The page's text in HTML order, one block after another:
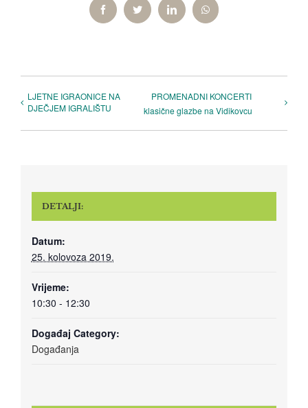
FacebookTwitter LinkedInWhatsApp
LJETNE IGRAONICE NA
DJEČJEM IGRALIŠTU
PROMENADNI KONCERTI
klasične glazbe na Vidikovcu
DETALJI:
Datum:
25. kolovoza 2019.
Vrijeme:
10:30 - 12:30
Događaj Category:
Događanja